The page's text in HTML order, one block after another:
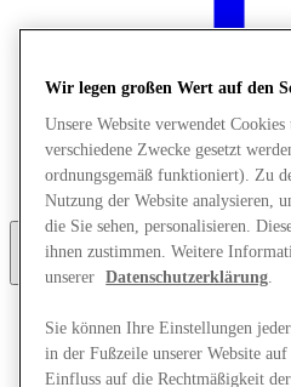
Restaurants
Services
Entdecke die Region
Mehr
Wir legen großen Wert auf den
Unsere Website verwendet
verschiedene Zwecke gesetzt
ordnungsgemäß funktioniert). Zu
Nutzung der Website analysieren,
die Sie sehen, personalisieren.
ihnen zustimmen. Weitere
unserer
Datenschutzerklärung.
Sie können Ihre Einstellungen
in der Fußzeile unserer Website
Einfluss auf die Rechtmäßigkeit